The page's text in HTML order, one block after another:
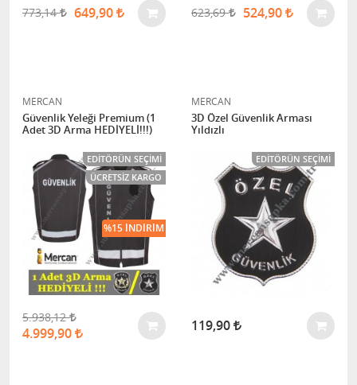
773,14 649,90 623,69 524,90
MERCAN
Güvenlik Yeleği Premium (1
Adet 3D Arma HEDİYELİ!!!)
EDITÖRÜN SEÇIMI
ÜCRETSIZ KARGO
5.938,12
4.999,90
%15 İNDIRIM
MERCAN
3D Özel Güvenlik Arması
Yıldızlı
EDITÖRÜN SEÇIMI
119,90